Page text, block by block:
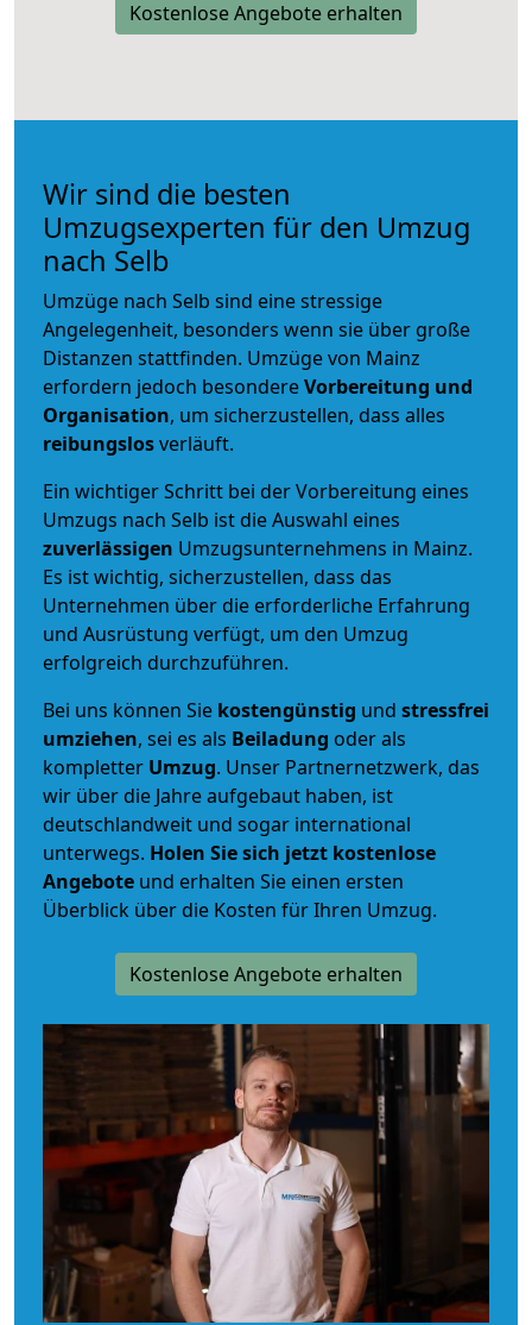
Kostenlose Angebote erhalten
Wir sind die besten
Umzugsexperten für den Umzug
nach Selb
Umzüge nach Selb sind eine stressige
Angelegenheit, besonders wenn sie über große
Distanzen stattfinden. Umzüge von Mainz
erfordern jedoch besondereVorbereitung und
Organisation, um sicherzustellen, dass alles
reibungslosverläuft.
Ein wichtiger Schritt bei der Vorbereitung eines
Umzugs nach Selb ist die Auswahl eines
zuverlässigen Umzugsunternehmens in Mainz.
Es ist wichtig, sicherzustellen, dass das
Unternehmen über die erforderliche Erfahrung
und Ausrüstung verfügt, um den Umzug
erfolgreich durchzuführen.
Bei uns können Sie kostengünstig und stressfrei
umziehen, sei es als Beiladung oder als
kompletter Umzug. Unser Partnernetzwerk, das
wir über die Jahre aufgebaut haben, ist
deutschlandweit und sogar international
unterwegs. Holen Sie sich jetzt kostenlose
Angebote und erhalten Sie einen ersten
Überblick über die Kosten für Ihren Umzug.
Kostenlose Angebote erhalten